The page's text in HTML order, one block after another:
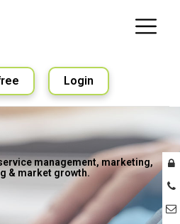
Login
management, marketing,
& market growth.